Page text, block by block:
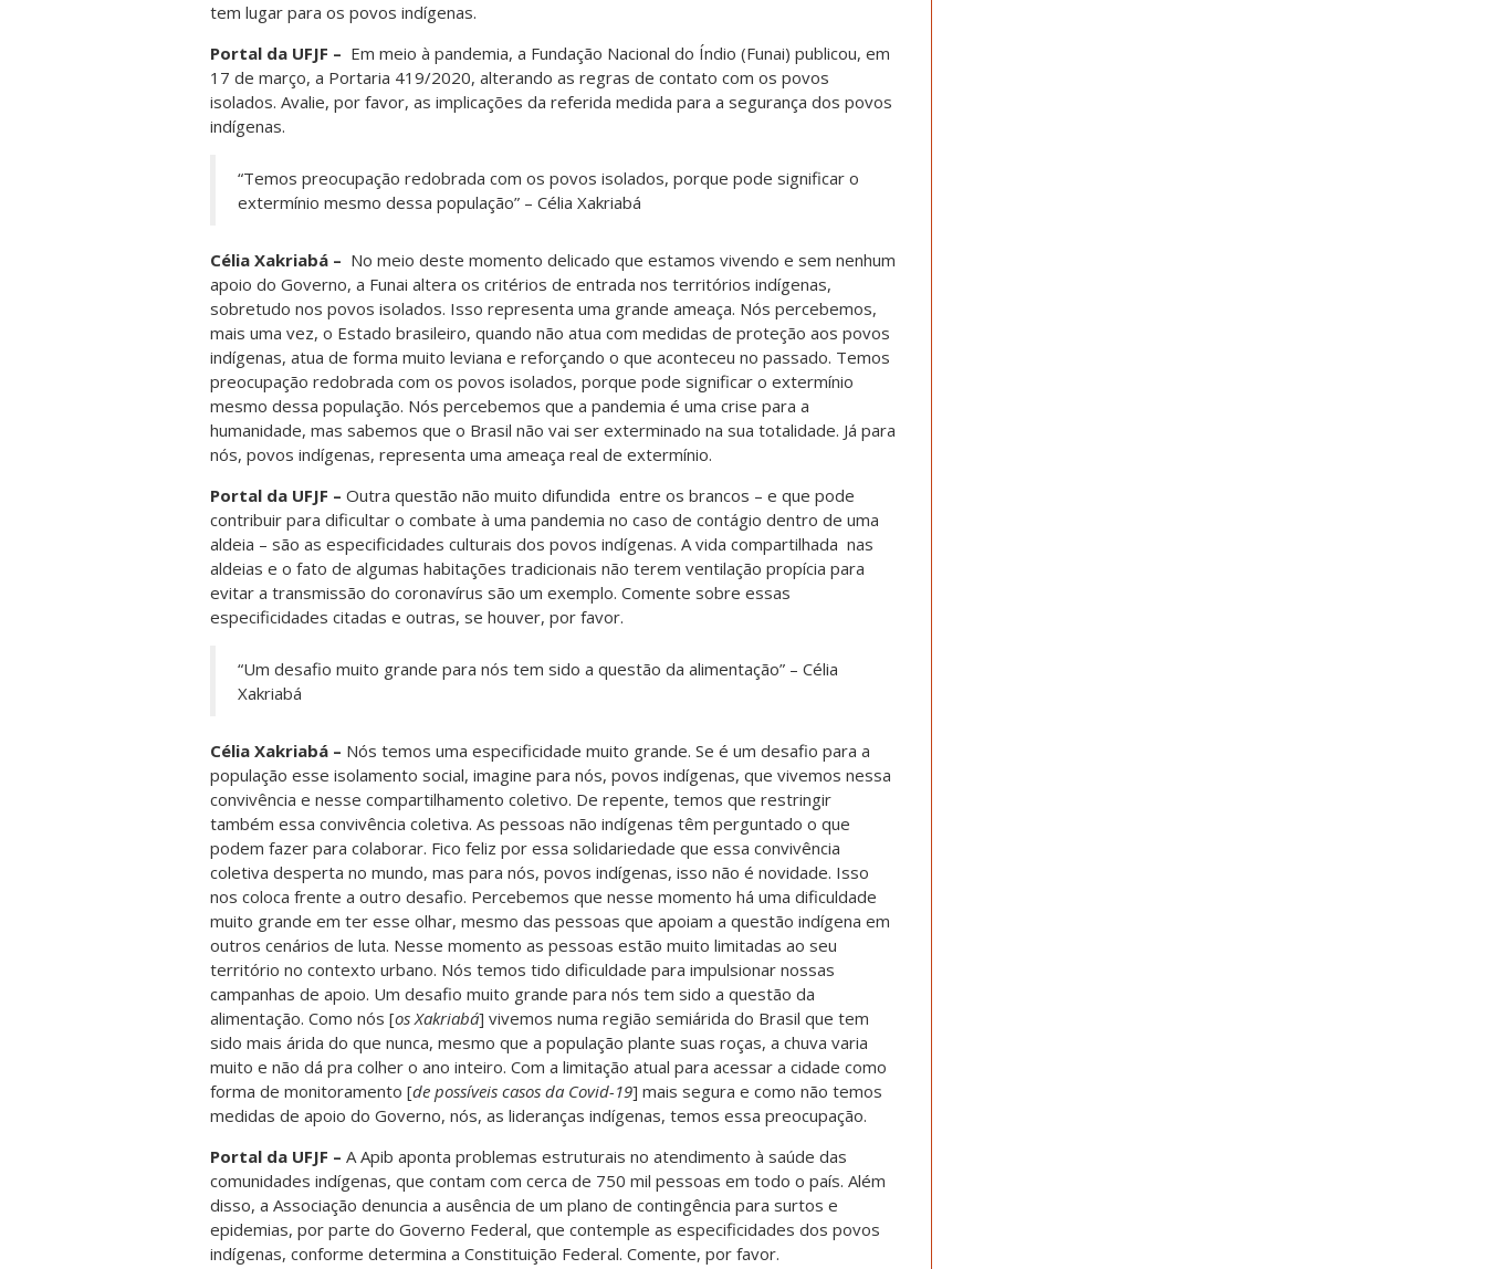
tem lugar para os povos indígenas.
Portal da UFJF – Em meio à pandemia, a Fundação Nacional do Índio (Funai) publicou, em
17 de março, a Portaria 419/2020, alterando as regras de contato com os povos
isolados. Avalie, por favor, as implicações da referida medida para a segurança dos povos
indígenas.
“Temos preocupação redobrada com os povos isolados, porque pode significar o
extermínio mesmo dessa população” – Célia Xakriabá
Célia Xakriabá – No meio deste momento delicado que estamos vivendo e sem nenhum
apoio do Governo, a Funai altera os critérios de entrada nos territórios indígenas,
sobretudo nos povos isolados. Isso representa uma grande ameaça. Nós percebemos,
mais uma vez, o Estado brasileiro, quando não atua com medidas de proteção aos povos
indígenas, atua de forma muito leviana e reforçando o que aconteceu no passado. Temos
preocupação redobrada com os povos isolados, porque pode significar o extermínio
mesmo dessa população. Nós percebemos que a pandemia é uma crise para a
humanidade, mas sabemos que o Brasil não vai ser exterminado na sua totalidade. Já para
nós, povos indígenas, representa uma ameaça real de extermínio.
Portal da UFJF – Outra questão não muito difundida entre os brancos – e que pode
contribuir para dificultar o combate à uma pandemia no caso de contágio dentro de uma
aldeia – são as especificidades culturais dos povos indígenas. A vida compartilhada nas
aldeias e o fato de algumas habitações tradicionais não terem ventilação propícia para
evitar a transmissão do coronavírus são um exemplo. Comente sobre essas
especificidades citadas e outras, se houver, por favor.
“Um desafio muito grande para nós tem sido a questão da alimentação” – Célia
Xakriabá
Célia Xakriabá – Nós temos uma especificidade muito grande. Se é um desafio para a
população esse isolamento social, imagine para nós, povos indígenas, que vivemos nessa
convivência e nesse compartilhamento coletivo. De repente, temos que restringir
também essa convivência coletiva. As pessoas não indígenas têm perguntado o que
podem fazer para colaborar. Fico feliz por essa solidariedade que essa convivência
coletiva desperta no mundo, mas para nós, povos indígenas, isso não é novidade. Isso
nos coloca frente a outro desafio. Percebemos que nesse momento há uma dificuldade
muito grande em ter esse olhar, mesmo das pessoas que apoiam a questão indígena em
outros cenários de luta. Nesse momento as pessoas estão muito limitadas ao seu
território no contexto urbano. Nós temos tido dificuldade para impulsionar nossas
campanhas de apoio. Um desafio muito grande para nós tem sido a questão da
alimentação. Como nós [os Xakriabá] vivemos numa região semiárida do Brasil que tem
sido mais árida do que nunca, mesmo que a população plante suas roças, a chuva varia
muito e não dá pra colher o ano inteiro. Com a limitação atual para acessar a cidade como
forma de monitoramento [de possíveis casos da Covid-19] mais segura e como não temos
medidas de apoio do Governo, nós, as lideranças indígenas, temos essa preocupação.
Portal da UFJF – A Apib aponta problemas estruturais no atendimento à saúde das
comunidades indígenas, que contam com cerca de 750 mil pessoas em todo o país. Além
disso, a Associação denuncia a ausência de um plano de contingência para surtos e
epidemias, por parte do Governo Federal, que contemple as especificidades dos povos
indígenas, conforme determina a Constituição Federal. Comente, por favor.